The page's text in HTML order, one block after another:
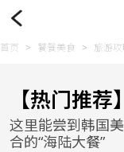
首页 > 饕餮美食 > 旅游
【热门推
这里能尝到韩国
合的“海陆大餐”